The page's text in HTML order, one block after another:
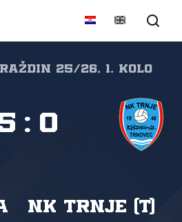
25/26, 1. kolo
NK Trnje (T)
: 0